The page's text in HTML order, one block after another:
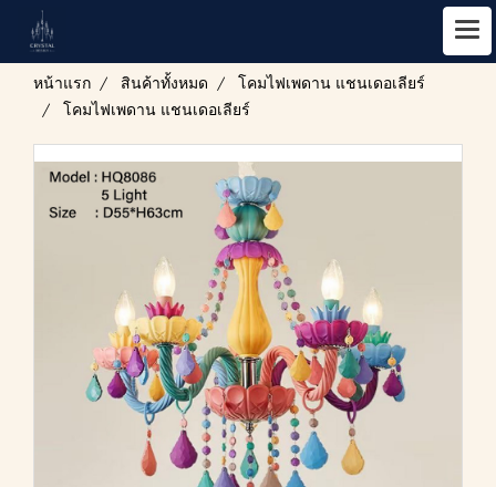
หน้าแรก สินค้าทั้งหมด
โคมไฟเพดาน แชนเดอเลียร์
โคมไฟเพดาน แชนเดอเลียร์